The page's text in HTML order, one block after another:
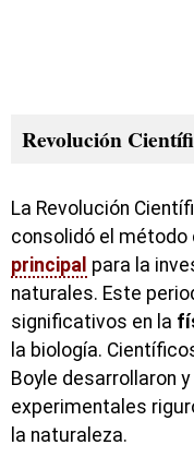
Revolución
La Revolución
consolidó el
principal para la
naturales. Este
significativos en la
la biología.
Boyle desarrollaron
experimentales
la naturaleza.